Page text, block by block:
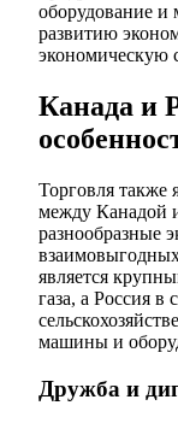
оборудование и
развитию
экономическую
Канада и
Торговля также
между Канадой
разнообразные
является
газа, а Россия
машины и
Дружба и